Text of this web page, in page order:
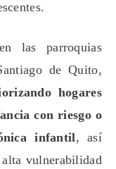
las parroquias
de Quito,
hogares
con riesgo o
infantil, así
vulnerabilidad